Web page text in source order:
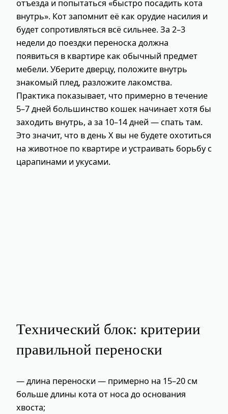
отъезда и попытаться «быстро посадить кота
внутрь». Кот запомнит её как орудие насилия и
будет сопротивляться всё сильнее. За 2–3
недели до поездки переноска должна
появиться в квартире как обычный предмет
мебели. Уберите дверцу, положите внутрь
знакомый плед, разложите лакомства.
Практика показывает, что примерно в течение
5–7 дней большинство кошек начинает хотя бы
заходить внутрь, а за 10–14 дней — спать там.
Это значит, что в день Х вы не будете охотиться
на животное по квартире и устраивать борьбу с
царапинами и укусами.
Технический блок: критерии
правильной переноски
— длина переноски — примерно на 15–20 см
больше длины кота от носа до основания
хвоста;